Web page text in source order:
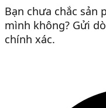
Bạn chưa chắc sản
mình không? Gửi
chính xác.